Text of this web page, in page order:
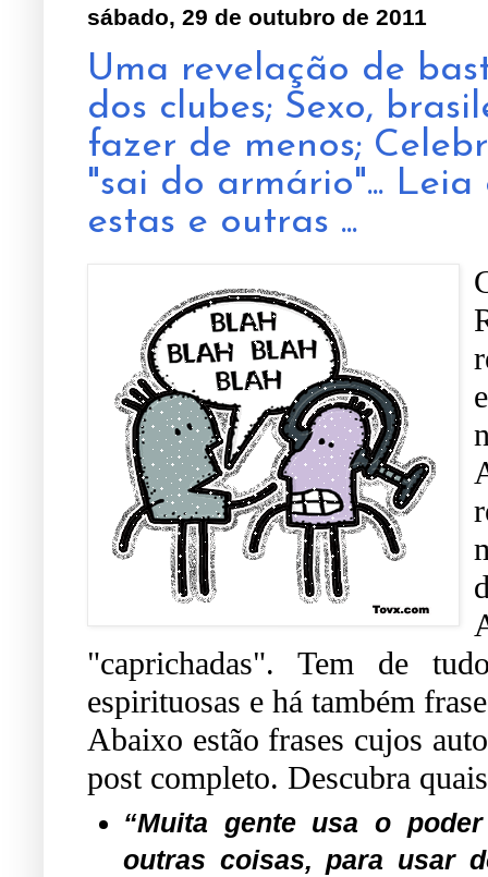
sábado, 29 de outubro de 2011
Uma revelação de
dos clubes; Sexo,
fazer de menos;
"sai do armário"...
estas e outras ...
"caprichadas". Tem de
espirituosas e há também
Abaixo estão frases cujos
post completo. Descubra
“Muita gente usa o
outras coisas, para usar